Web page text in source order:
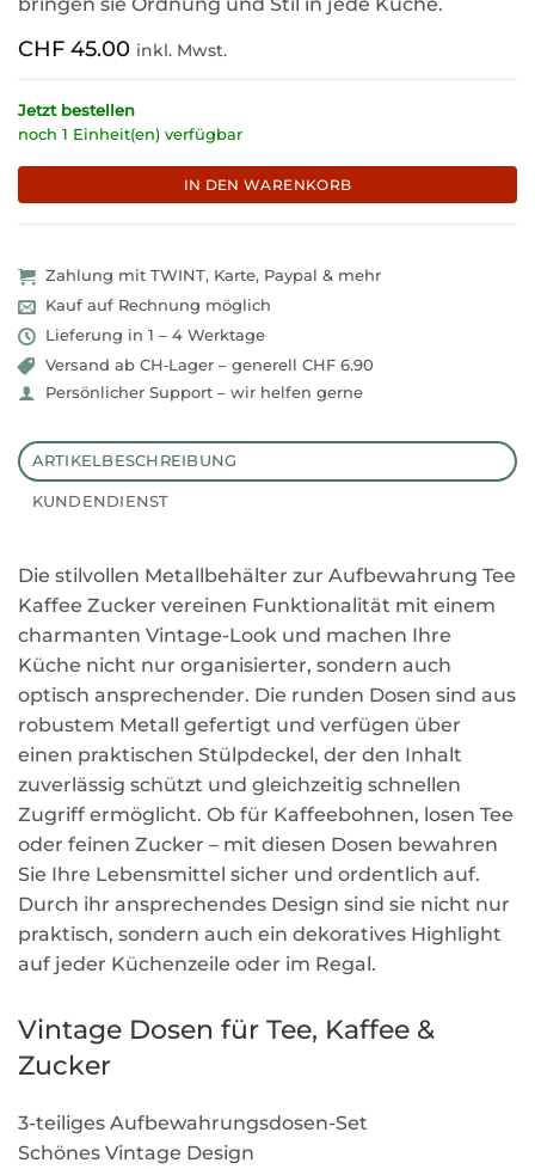
CHF 45.00 inkl. Mwst.
Jetzt bestellen
noch 1 Einheit(en) verfügbar
IN DEN WARENKORB
Zahlung mit TWINT, Karte, Paypal & mehr
Kauf auf Rechnung möglich
Lieferung in 1 – 4 Werktage
Versand ab CH‑Lager – generell CHF 6.90
Persönlicher Support – wir helfen gerne
ARTIKELBESCHREIBUNG
KUNDENDIENST
Die stilvollen Metallbehälter zur Aufbewahrung Tee
Kaffee Zucker vereinen Funktionalität mit einem
charmanten Vintage-Look und machen Ihre
Küche nicht nur organisierter, sondern auch
optisch ansprechender. Die runden Dosen sind aus
robustem Metall gefertigt und verfügen über
einen praktischen Stülpdeckel, der den Inhalt
zuverlässig schützt und gleichzeitig schnellen
Zugriff ermöglicht. Ob für Kaffeebohnen, losen Tee
oder feinen Zucker – mit diesen Dosen bewahren
Sie Ihre Lebensmittel sicher und ordentlich auf.
Durch ihr ansprechendes Design sind sie nicht nur
praktisch, sondern auch ein dekoratives Highlight
auf jeder Küchenzeile oder im Regal.
Vintage Dosen für Tee, Kaffee &
Zucker
3-teiliges Aufbewahrungsdosen-Set
Schönes Vintage Design